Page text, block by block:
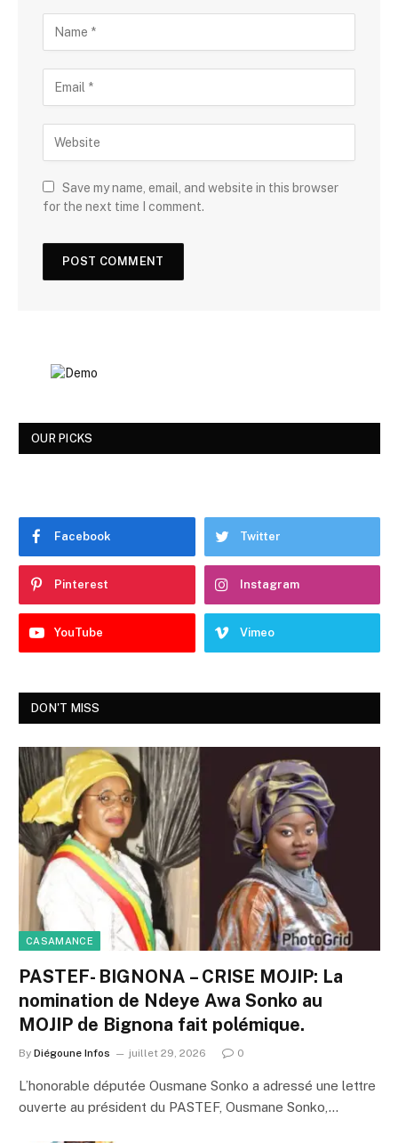
Save my name, email, and website in this browser
for the next time I comment.
OUR PICKS
Facebook Twitter
Pinterest Instagram
YouTube Vimeo
DON'T MISS
CASAMANCE
PASTEF- BIGNONA – CRISE MOJIP: La
nomination de Ndeye Awa Sonko au
MOJIP de Bignona fait polémique.
By Diégoune Infos juillet 29, 2026 0
L’honorable députée Ousmane Sonko a adressé une lettre
ouverte au président du PASTEF, Ousmane Sonko,…